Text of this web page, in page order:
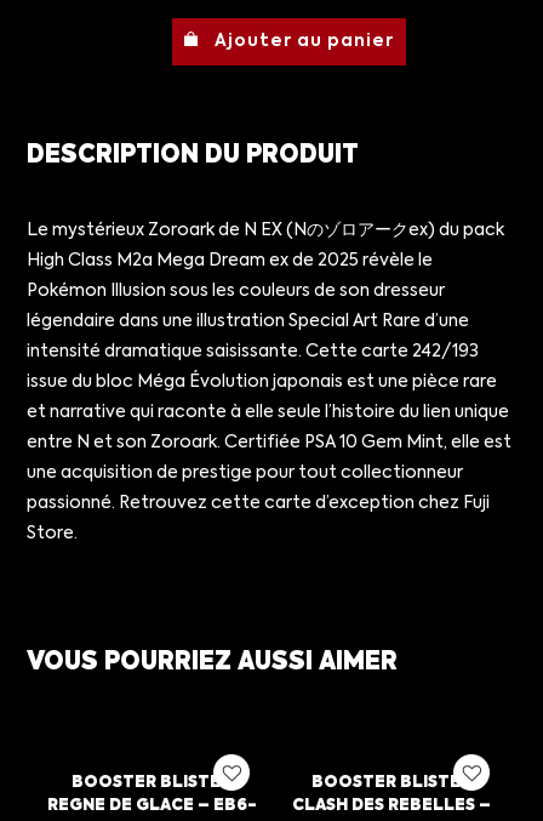
Ajouter au panier
DESCRIPTION DU PRODUIT
Le mystérieux Zoroark de N EX (Nのゾロアークex) du pack
High Class M2a Mega Dream ex de 2025 révèle le
Pokémon Illusion sous les couleurs de son dresseur
légendaire dans une illustration Special Art Rare d’une
intensité dramatique saisissante. Cette carte 242/193
issue du bloc Méga Évolution japonais est une pièce rare
et narrative qui raconte à elle seule l’histoire du lien unique
entre N et son Zoroark. Certifiée PSA 10 Gem Mint, elle est
une acquisition de prestige pour tout collectionneur
passionné. Retrouvez cette carte d’exception chez Fuji
Store.
VOUS POURRIEZ AUSSI AIMER
BOOSTER BLISTER
REGNE DE GLACE – EB6-
BOOSTER BLISTER
CLASH DES REBELLES –